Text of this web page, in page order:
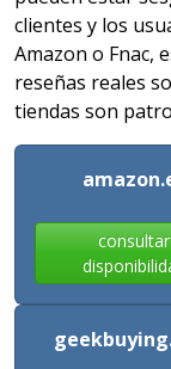
clientes y los
Amazon o Fnac,
reseñas reales
tiendas son
consultar